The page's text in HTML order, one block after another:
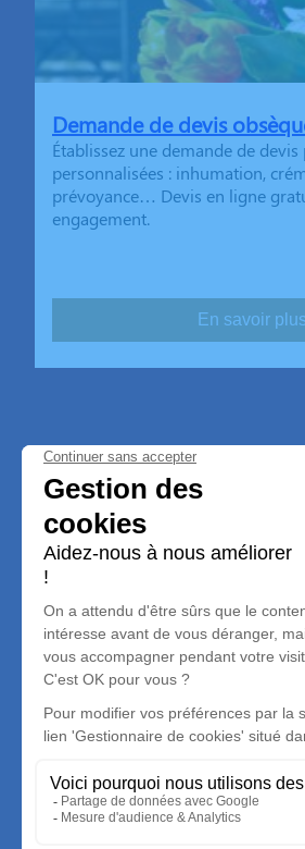
Demande de devis
Établissez une demande de
personnalisées : inhumation,
prévoyance… Devis en ligne
engagement.
En savoir plus
Pompes Funèbres
Nos équipes vous aident à
son souvenir dans le respect de
son dernier voyage.
Notre agence
Pompes Funèbres Baldauf Régis
03 74 11 88 19
3 Boulevard du Parc - 57310 -
4.9/5 - 202 avis